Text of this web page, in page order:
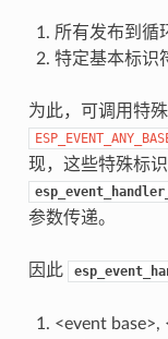
所有发布到循
特定基本标识
为此，可调用特
现，这些特殊标
参数传递。
因此
<event base>,